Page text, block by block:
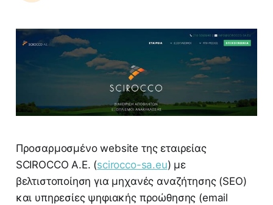
Προσαρμοσμένο website της εταιρείας
SCIROCCO A.E. (scirocco-sa.eu) με
βελτιστοποίηση για μηχανές αναζήτησης (SEO)
και υπηρεσίες ψηφιακής προώθησης (email